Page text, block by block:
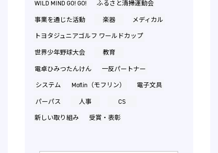
WILD MIND GO! GO!
ふるさと清掃運動会
事業を通じた活動
楽器
メディカル
トヨタジュニアゴルフ ワールドカップ
世界少年野球大会
教育
電卓ひみつたんけん
一反パートナー
システム
Moflin（モフリン）
電子文具
パーパス
人事
CS
新しい取り組み
受賞・表彰